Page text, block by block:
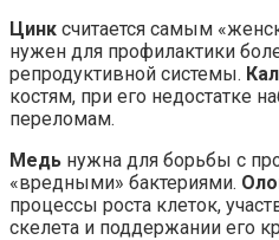
Цинк считается самым
нужен для профилактики
репродуктивной системы.
костям, при его недостатке
переломам.
Медь нужна для борьбы с
«вредными» бактериями.
процессы роста клеток,
скелета и поддержании его